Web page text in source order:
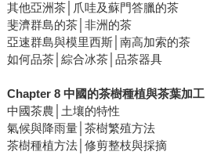
其他亞洲茶│爪哇及蘇門答臘的茶
斐濟群島的茶│非洲的茶
亞速群島與模里西斯│南高加索的茶
如何品茶│綜合冰茶│品茶器具
Chapter 8 中國的茶樹種植與茶葉加工
中國茶農│土壤的特性
氣候與降雨量│茶樹繁殖方法
茶樹種植方法│修剪整枝與採摘